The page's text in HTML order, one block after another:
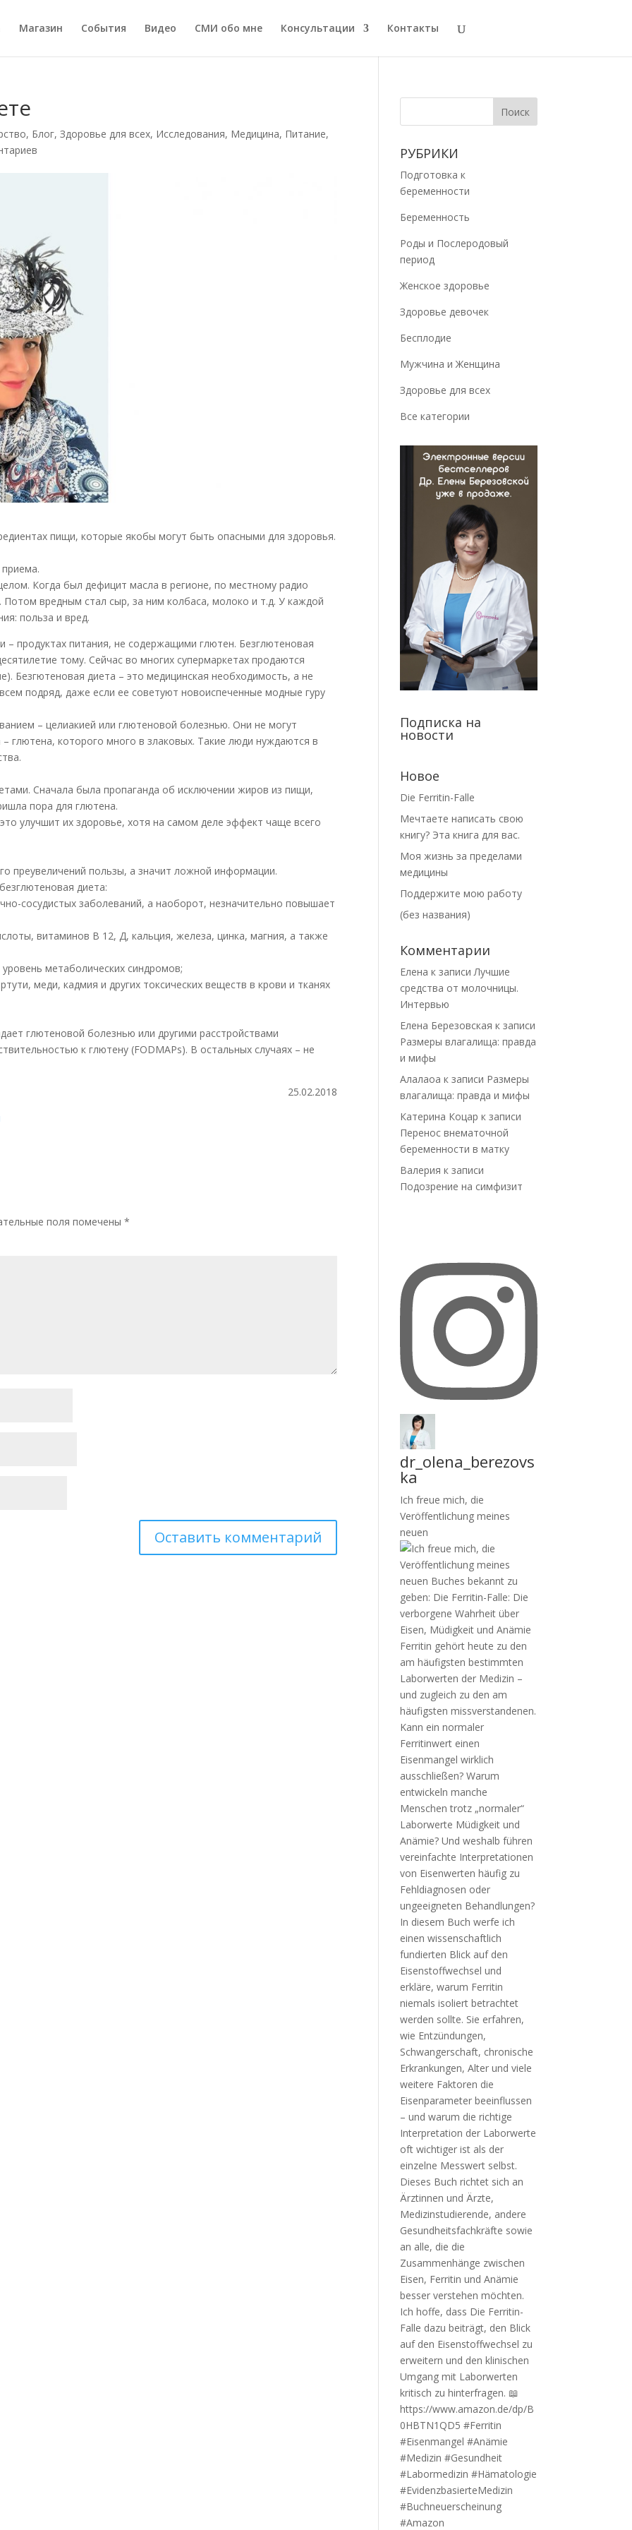
Магазин События Видео СМИ обо мне Консультации Контакты
, Блог,Здоровье для всех, Исследования, Медицина, Питание,
пищи, которые якобы могут быть опасными для здоровья.
Когда был дефицит масла в регионе, по местному радио
вредным стал сыр, за ним колбаса, молоко и т.д. У каждой
польза и вред.
продуктах питания, не содержащими глютен. Безглютеновая
тому. Сейчас во многих супермаркетах продаются
Безгютеновая диета – это медицинская необходимость, а не
подряд, даже если ее советуют новоиспеченные модные гуру
– целиакией или глютеновой болезнью. Они не могут
глютена, которого много в злаковых. Такие люди нуждаются в
Сначала была пропаганда об исключении жиров из пищи,
пора для глютена.
улучшит их здоровье, хотя на самом деле эффект чаще всего
преувеличений пользы, а значит ложной информации.
диета:
сосудистых заболеваний, а наоборот, незначительно повышает
витаминов В 12, Д, кальция, железа, цинка, магния, а также
метаболических синдромов;
меди, кадмия и других токсических веществ в крови и тканях
глютеновой болезнью или другими расстройствами
к глютену (FODMAPs). В остальных случаях – не
25.02.2018
поля помечены*
РУБРИКИ
Подготовка к
беременности
Беременность
Роды и Послеродовый
период
Женское здоровье
Здоровье девочек
Бесплодие
Мужчина и Женщина
Здоровье для всех
Все категории
Подписка на
новости
Новое
Die Ferritin-Falle
Мечтаете написать свою
книгу? Эта книга для вас.
Моя жизнь за пределами
медицины
Поддержите мою работу
(без названия)
Комментарии
Елена к записиЛучшие
средства от молочницы.
Интервью
Елена Березовская к записи
Размеры влагалища: правда
и мифы
Алалаоа к записи Размеры
влагалища: правда и мифы
Катерина Коцар к записи
Перенос внематочной
беременности в матку
Валерия к записи
Подозрение на симфизит
dr_olena_berezovs
ka
Ich freue mich, die
Veröffentlichung meines
neuen